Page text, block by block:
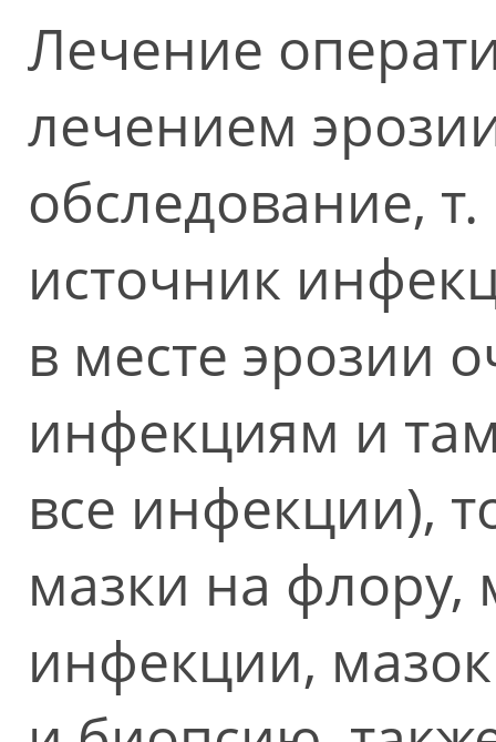
Лечение
лечением
обследование,
источник
в месте эрозии
инфекциям и
все инфекции),
мазки на флору,
инфекции,